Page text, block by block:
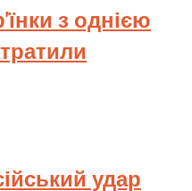
з однією
удар